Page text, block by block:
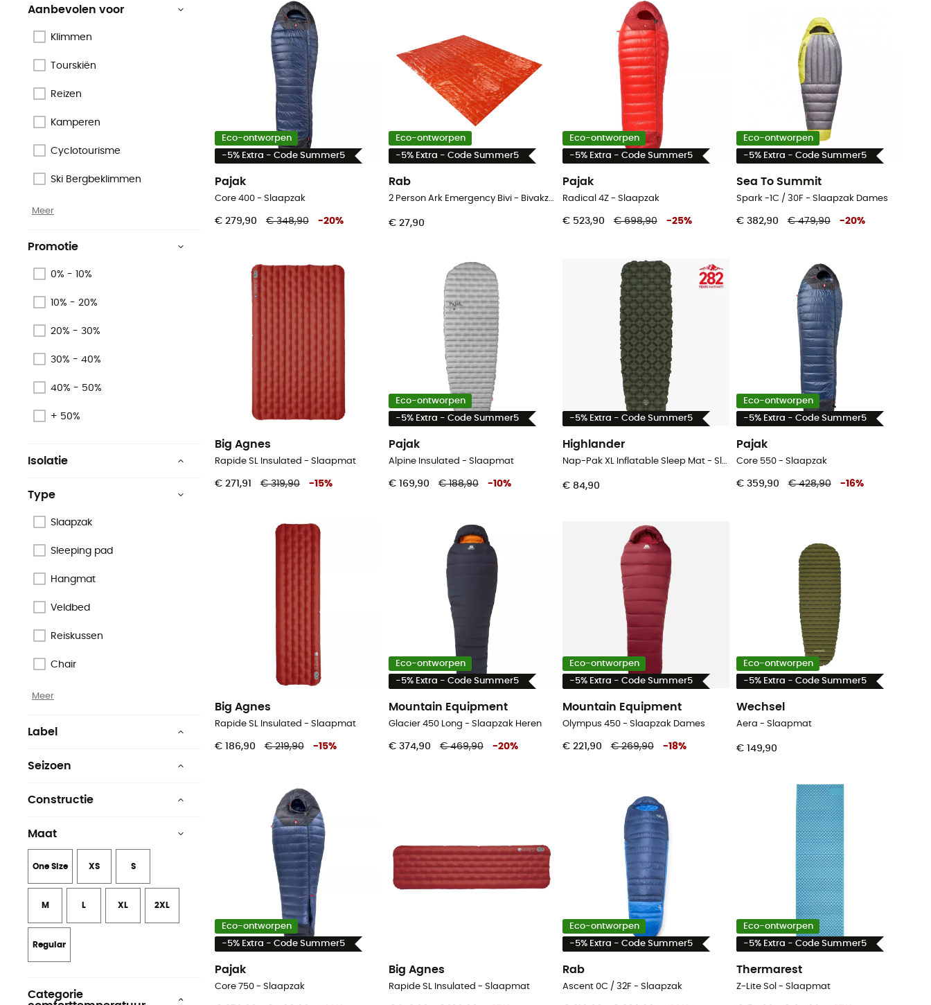
Aanbevolen voor
Klimmen
Tourskiën
Reizen
Kamperen
Cyclotourisme
Ski Bergbeklimmen
Meer
Promotie
0% - 10%
10% - 20%
20% - 30%
30% - 40%
40% - 50%
+ 50%
Isolatie
Type
Slaapzak
Sleeping pad
Hangmat
Veldbed
Reiskussen
Chair
Meer
Label
Origine Européenne
Fair Trade Certified™
Green Shape
Seizoen
Autumn/Winter
1 seizoen
Constructie
Maat
One Size XS S
M L XL 2XL
Regular
Categorie
Eco-ontworpen
-5% Extra - Code Summer5
Pajak
Core 400 - Slaapzak
€ 279,90 € 348,90 -20%
Eco-ontworpen
-5% Extra - Code Summer5
Rab
2 Person Ark Emergency Bivi - Bivakzak
€ 27,90
Eco-ontworpen
-5% Extra - Code Summer5
Pajak
Radical 4Z - Slaapzak
€ 523,90 € 698,90 -25%
Eco-ontworpen
-5% Extra - Code Summer5
Sea To Summit
Spark -1C / 30F - Slaapzak Dames
€ 382,90 € 479,90 -20%
Big Agnes
Rapide SL Insulated - Slaapmat
€ 271,91 € 319,90 -15%
Eco-ontworpen
-5% Extra - Code Summer5
Pajak
Alpine Insulated - Slaapmat
€ 169,90 € 188,90 -10%
-5% Extra - Code Summer5
Highlander
Nap-Pak XL Inflatable Sleep Mat - Slaapmat
€ 84,90
Eco-ontworpen
-5% Extra - Code Summer5
Pajak
Core 550 - Slaapzak
€ 359,90 € 428,90 -16%
Big Agnes
Rapide SL Insulated - Slaapmat
€ 186,90 € 219,90 -15%
Eco-ontworpen
-5% Extra - Code Summer5
Mountain Equipment
Glacier 450 Long - Slaapzak Heren
€ 374,90 € 469,90 -20%
Eco-ontworpen
-5% Extra - Code Summer5
Mountain Equipment
Olympus 450 - Slaapzak Dames
€ 221,90 € 269,90 -18%
Eco-ontworpen
-5% Extra - Code Summer5
Wechsel
Aera - Slaapmat
€ 149,90
Eco-ontworpen
-5% Extra - Code Summer5
Pajak
Core 750 - Slaapzak
Big Agnes
Rapide SL Insulated - Slaapmat
Eco-ontworpen
-5% Extra - Code Summer5
Rab
Ascent 0C / 32F - Slaapzak
Eco-ontworpen
-5% Extra - Code Summer5
Thermarest
Z-Lite Sol - Slaapmat